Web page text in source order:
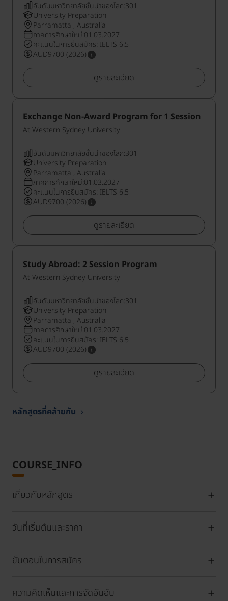
อันดับมหาวิทยาลัยชั้นนำของโลก:301
University Preparation
Parramatta , Australia
ภาคการศึกษาใหม่:01.03.2027
คะแนนในการยื่นสมัคร: IELTS 6.5
AUD9700 (2026)
ดูรายละเอียด
Exchange Non-Award Program for 1 Session
At Western Sydney University
อันดับมหาวิทยาลัยชั้นนำของโลก:301
University Preparation
Parramatta , Australia
ภาคการศึกษาใหม่:01.03.2027
คะแนนในการยื่นสมัคร: IELTS 6.5
AUD9700 (2026)
ดูรายละเอียด
Study Abroad: 2 Session Program
At Western Sydney University
อันดับมหาวิทยาลัยชั้นนำของโลก:301
University Preparation
Parramatta , Australia
ภาคการศึกษาใหม่:01.03.2027
คะแนนในการยื่นสมัคร: IELTS 6.5
AUD9700 (2026)
ดูรายละเอียด
หลักสูตรที่คล้ายกัน
COURSE_INFO
เกี่ยวกับหลักสูตร
วันที่เริ่มต้นและราคา
ขั้นตอนในการสมัคร
ความคิดเห็นและการจัดอันอับ